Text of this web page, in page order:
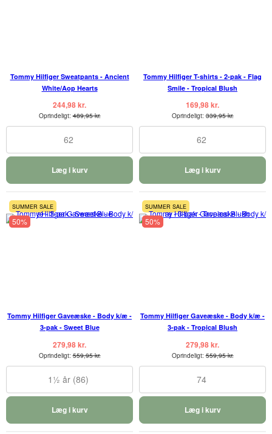
Tommy Hilfiger Sweatpants - Ancient
White/Aop Hearts
244,98 kr.
Oprindeligt:489,95 kr.
62
Læg i kurv
Tommy Hilfiger T-shirts - 2-pak - Flag
Smile - Tropical Blush
169,98 kr.
Oprindeligt:339,95 kr.
62
Læg i kurv
SUMMER SALE
50%
Tommy Hilfiger Gaveæske - Body k/æ -
3-pak - Sweet Blue
279,98 kr.
Oprindeligt:559,95 kr.
1½ år (86)
Læg i kurv
SUMMER SALE
50%
Tommy Hilfiger Gaveæske - Body k/æ -
3-pak - Tropical Blush
279,98 kr.
Oprindeligt:559,95 kr.
74
Læg i kurv